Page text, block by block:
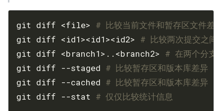
git diff <file> # 比较当前文件和暂存区文
git diff <id1><id1><id2> # 比较两次提交之间
git diff <branch1>..<branch2> # 在两个分支
git diff --staged # 比较暂存区和版本库差异
git diff --cached # 比较暂存区和版本库差异
git diff --stat # 仅仅比较统计信息